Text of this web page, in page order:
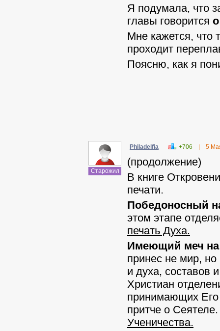
Я подумала, что
главы говорится
Мне кажется, что
проходит
Поясню, как я
Старожил
Philadelfia +706 5
(продолжение)
В книге
печати.
Победоносный
этом этапе
печать Духа.
Имеющий меч
принес не мир,
и духа, составов
Христиан
принимающих
притче о
Ученичества.